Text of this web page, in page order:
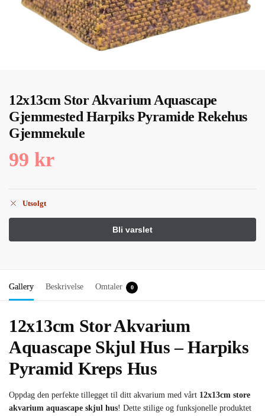
12x13cm Stor Akvarium Aquascape
Gjemmested Harpiks Pyramide Rekehus
Gjemmekule
99 kr
Utsolgt
Gallery Beskrivelse Omtaler 0
12x13cm Stor Akvarium
Aquascape Skjul Hus – Harpiks
Pyramid Kreps Hus
Oppdag den perfekte tillegget til ditt akvarium med vårt 12x13cm store
akvarium aquascape skjul hus! Dette stilige og funksjonelle produktet